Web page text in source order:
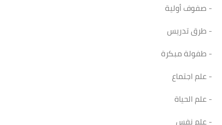
- صفوف أولية
- طرق تدريس
- طفولة مبكرة
- علم اجتماع
- علم الحياة
- علم نفس